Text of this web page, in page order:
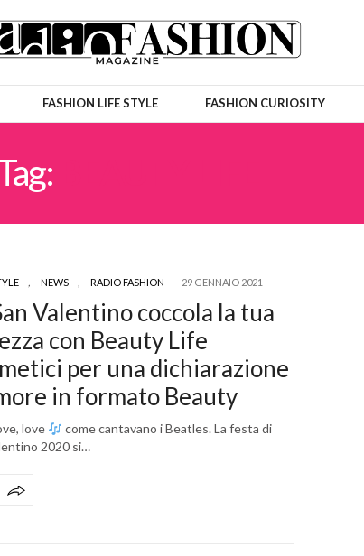
FASHION LIFE STYLE FASHION CURIOSITY
, NEWS , RADIO FASHION 29 GENNAIO 2021
Valentino coccola la tua
con Beauty Life
per una dichiarazione
in formato Beauty
love
come cantavano i Beatles. La festa di
2020 si…